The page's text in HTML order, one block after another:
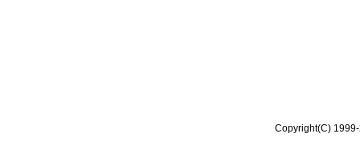
Copyright(C)